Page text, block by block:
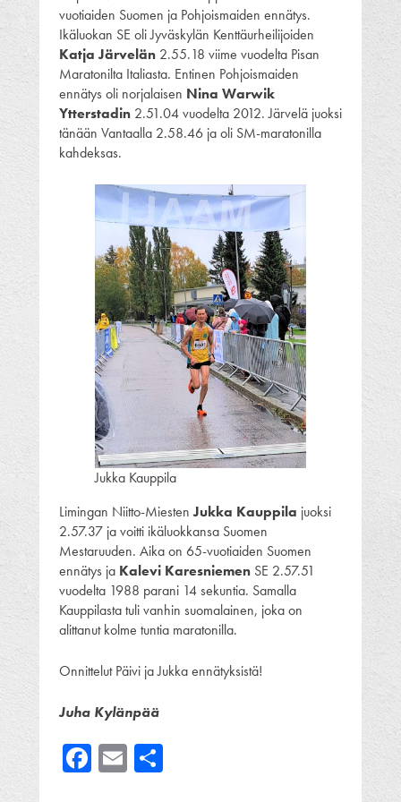
vuotiaiden Suomen ja Pohjoismaiden ennätys.
Ikäluokan SE oli Jyväskylän Kenttäurheilijoiden
Katja Järvelän 2.55.18 viime vuodelta Pisan
Maratonilta Italiasta. Entinen Pohjoismaiden
ennätys oli norjalaisen Nina Warwik
Ytterstadin 2.51.04 vuodelta 2012. Järvelä juoksi
tänään Vantaalla 2.58.46 ja oli SM-maratonilla
kahdeksas.
Jukka Kauppila
Limingan Niitto-MiestenJukka Kauppila juoksi
2.57.37 ja voitti ikäluokkansa Suomen
Mestaruuden. Aika on 65-vuotiaiden Suomen
ennätys ja Kalevi Karesniemen SE 2.57.51
vuodelta 1988 parani 14 sekuntia. Samalla
Kauppilasta tuli vanhin suomalainen, joka on
alittanut kolme tuntia maratonilla.
Onnittelut Päivi ja Jukka ennätyksistä!
Juha Kylänpää
Facebook
Email